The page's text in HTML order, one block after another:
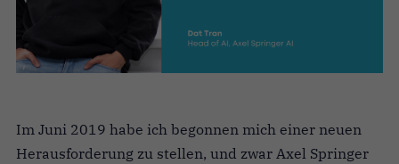
Im Juni 2019 habe ich begonnen mich einer neuen
Herausforderung zu stellen, und zwar Axel Springer